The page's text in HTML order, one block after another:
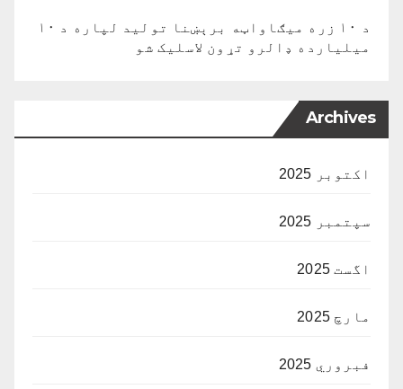
د ۱۰ زره میګاواټه برېښنا تولید لپاره د ۱۰
میلیارده ډالرو تړون لاسلیک شو
Archives
اکتوبر 2025
سپتمبر 2025
اگست 2025
مارچ 2025
فبروري 2025